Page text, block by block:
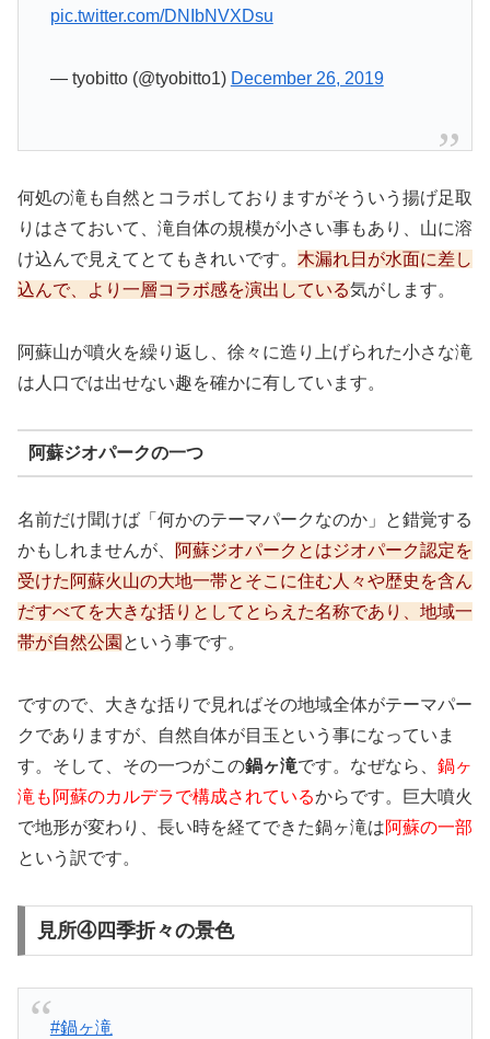
pic.twitter.com/DNIbNVXDsu
— tyobitto (@tyobitto1) December 26, 2019
何処の滝も自然とコラボしておりますがそういう揚げ足取
りはさておいて、滝自体の規模が小さい事もあり、山に溶
け込んで見えてとてもきれいです。 木漏れ日が水面に差し
込んで、より一層コラボ感を演出している気がします。
阿蘇山が噴火を繰り返し、徐々に造り上げられた小さな滝
は人口では出せない趣を確かに有しています。
阿蘇ジオパークの一つ
名前だけ聞けば「何かのテーマパークなのか」と錯覚する
かもしれませんが、
阿蘇ジオパークとはジオパーク認定を
受けた阿蘇火山の大地一帯とそこに住む人々や歴史を含ん
だすべてを大きな括りとしてとらえた名称であり、地域一
帯が自然公園 という事です。
ですので、大きな括りで見ればその地域全体がテーマパー
クでありますが、自然自体が目玉という事になっていま
す。そして、その一つがこの鍋ヶ滝です。なぜなら、 鍋ヶ
滝も阿蘇のカルデラで構成されているからです。巨大噴火
で地形が変わり、長い時を経てできた鍋ヶ滝は阿蘇の一部
という訳です。
見所④四季折々の景色
#鍋ヶ滝